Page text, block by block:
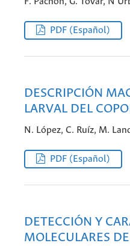
PDF (Español)
DESCRIPCIÓN
LARVAL DEL
N. López, C. Ruíz, M.
PDF (Español)
DETECCIÓN Y
MOLECULARES